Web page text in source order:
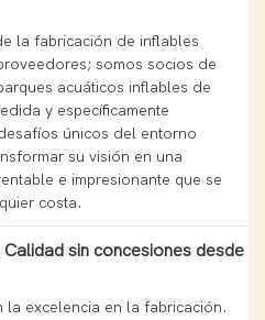
la fabricación de inflables
somos socios de
acuáticos inflables de
y específicamente
únicos del entorno
su visión en una
e impresionante que se
costa.
sin concesiones desde
la excelencia en la fabricación.